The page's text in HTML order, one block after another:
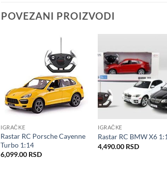
POVEZANI PROIZVODI
IGRAČKE
Rastar RC Porsche Cayenne
Turbo 1:14
6,099.00 RSD
IGRAČKE
Rastar RC BMW X6
4,490.00 RSD